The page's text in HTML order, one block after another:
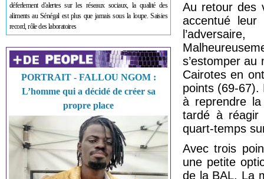
déferlement d'alertes sur les réseaux sociaux, la qualité des
aliments au Sénégal est plus que jamais sous la loupe. Saisies
record, rôle des laboratoires
PORTRAIT - FALLOU NGOM :
L’homme qui a décidé de créer sa
propre place
Au retour des
accentué
s’estomper
Cairotes en
points (69-67).
à reprendre
tardé à réagir
quart-temps
Avec trois
une petite
de la BAL. La